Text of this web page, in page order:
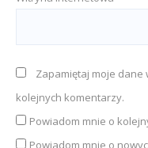
Zapamiętaj moje dane
kolejnych komentarzy.
Powiadom mnie o
Powiadom mnie o